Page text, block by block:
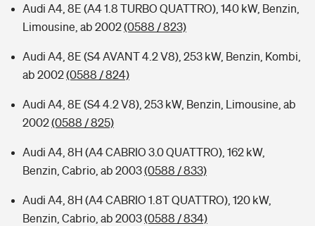
Audi A4, 8E (A4 1.8 TURBO QUATTRO), 140 kW, Benzin,
Limousine, ab 2002(0588 / 823)
Audi A4, 8E (S4 AVANT 4.2 V8), 253 kW, Benzin, Kombi,
ab 2002(0588 / 824)
Audi A4, 8E (S4 4.2 V8), 253 kW, Benzin, Limousine, ab
2002(0588 / 825)
Audi A4, 8H (A4 CABRIO 3.0 QUATTRO), 162 kW,
Benzin, Cabrio, ab 2003(0588 / 833)
Audi A4, 8H (A4 CABRIO 1.8T QUATTRO), 120 kW,
Benzin, Cabrio, ab 2003(0588 / 834)